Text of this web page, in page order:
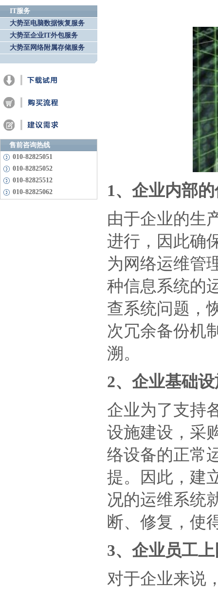
IT服务
大势至电脑数据恢复服务
大势至企业IT外包服务
大势至网络附属存储服务
售前咨询热线
010-82825051
010-82825052
010-82825512
010-82825062
1、 企业内部
由于企业的生
进行，因此确
为网络运维管
种信息系统的
查系统问题，
次冗余备份机
溯。
2、企业基础
企业为了支持
设施建设，采
络设备的正常
提。因此，建
况的运维系统
断、修复，使
3、企业员工
对于企业来说